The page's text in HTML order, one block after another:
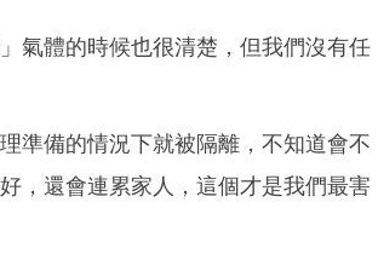
氣體的時候也很清楚，但我們沒有任
準備的情況下就被隔離，不知道會不
，還會連累家人，這個才是我們最害